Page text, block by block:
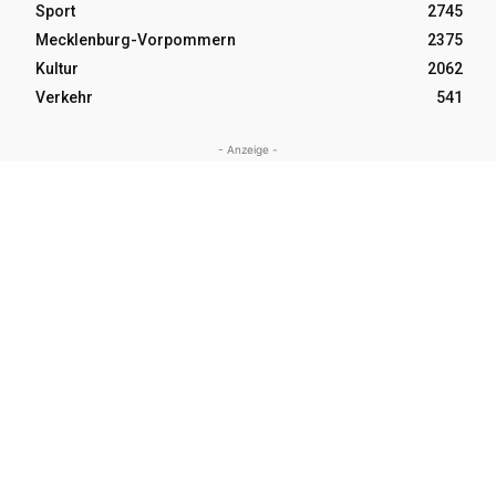
Sport
2745
Mecklenburg-Vorpommern
2375
Kultur
2062
Verkehr
541
- Anzeige -